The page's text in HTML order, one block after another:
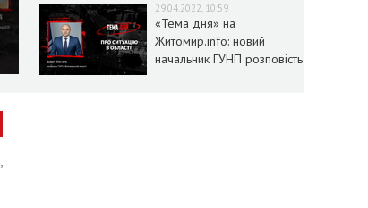
29.04.2022, 10:59
«Тема дня» на
Житомир.info: новий
начальник ГУНП розповість